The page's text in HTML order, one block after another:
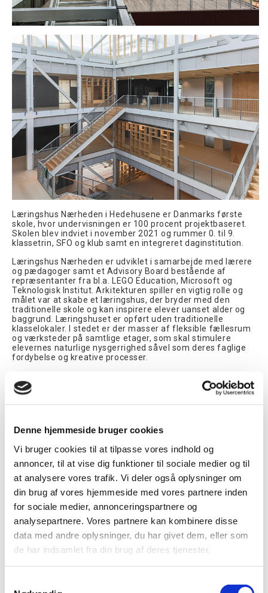
Denne hjemmeside bruger cookies
Vi bruger cookies til at tilpasse vores indhold og
annoncer, til at vise dig funktioner til sociale medier og til
at analysere vores trafik. Vi deler også oplysninger om
din brug af vores hjemmeside med vores partnere inden
for sociale medier, annonceringspartnere og
analysepartnere. Vores partnere kan kombinere disse
data med andre oplysninger, du har givet dem, eller som
de har indsamlet fra din brug af deres tjenester.
Læringshus Nærheden i Hedehusene er Danmarks første
skole, hvor undervisningen er 100 procent projektbaseret.
Skolen blev indviet i november 2021 og rummer 0. til 9.
klassetrin, SFO og klub samt en integreret daginstitution.
Læringshus Nærheden er udviklet i samarbejde med lærere
og pædagoger samt et Advisory Board bestående af
repræsentanter fra bl.a. LEGO Education, Microsoft og
Teknologisk Institut. Arkitekturen spiller en vigtig rolle og
målet var at skabe et læringshus, der bryder med den
traditionelle skole og kan inspirere elever uanset alder og
baggrund. Læringshuset er opført uden traditionelle
klasselokaler. I stedet er der masser af fleksible fællesrum
og værksteder på samtlige etager, som skal stimulere
elevernes naturlige nysgerrighed såvel som deres faglige
fordybelse og kreative processer.
for at spare på strømmen til kunstig belysning samt skabe
et sundt indeklima. For at spare yderligere energi er der
installeret intelligent lysstyring.
Læringshus Nærheden i tæt samarbejde med Bravida
Lyset styres af Helvar DALI routere og til persondetektering
er monteret Helvar Digidim 320 PIR sensorer og for tilføjelse
af dagslysregulering er valgt Helvar Digidim 321
multisensorer samt Digidim 322 High Bay PIR sensorer i rum
hvor der er højt til loftet. Til betjening af lyset er valgt Helvar
Digidim 444 mini inputmoduler, som er placeret bag
fjedertryk.
Vanpee har programmeret lyset i Læringshuset. I fællesrum
og værksteder tænder lyset, når der trykkes på afbryderen.
PIR sensoren holder lyset tændt, så længe der registreres
tilstedeværelse i rummet. Når der ikke har været bevægelse
hvorefter det slukkes. I gangarealer og fællesområder er der